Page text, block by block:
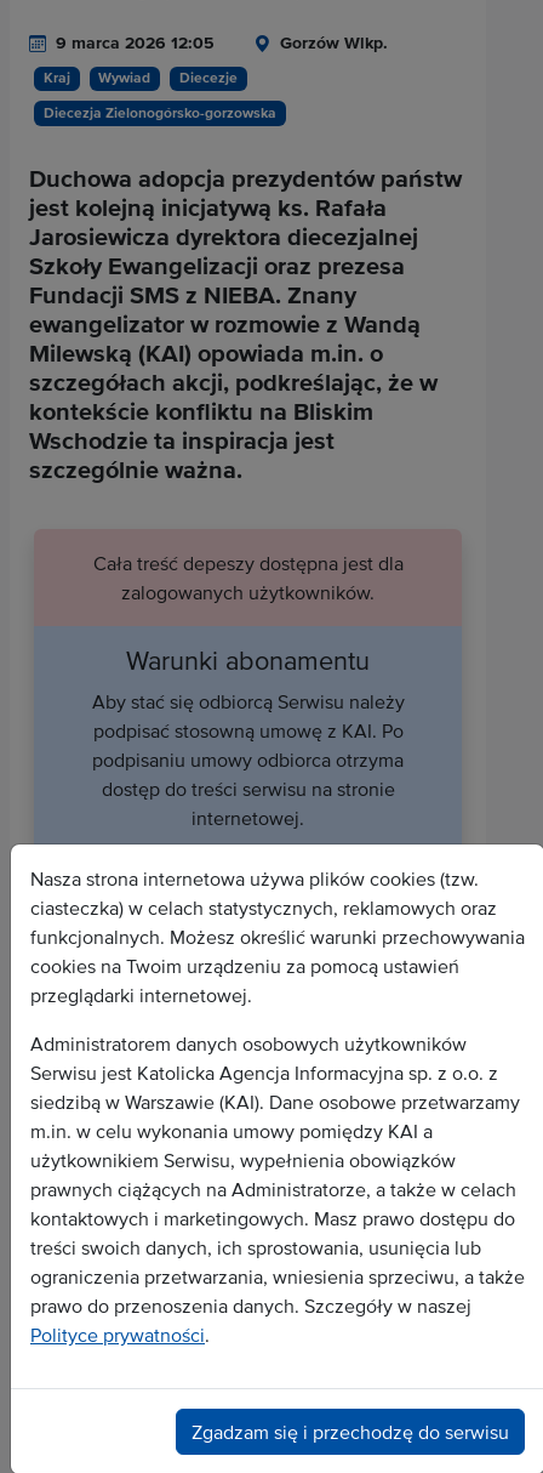
9 marca 2026 12:05 Gorzów Wlkp.
Kraj Wywiad Diecezje
Diecezja Zielonogórsko-gorzowska
Duchowa adopcja prezydentów państw
jest kolejną inicjatywą ks. Rafała
Jarosiewicza dyrektora diecezjalnej
Szkoły Ewangelizacji oraz prezesa
Fundacji SMS z NIEBA. Znany
ewangelizator w rozmowie z Wandą
Milewską (KAI) opowiada m.in. o
szczegółach akcji, podkreślając, że w
kontekście konfliktu na Bliskim
Wschodzie ta inspiracja jest
szczególnie ważna.
Cała treść depeszy dostępna jest dla
zalogowanych użytkowników.
Warunki abonamentu
Aby stać się odbiorcą Serwisu należy
podpisać stosowną umowę z KAI. Po
podpisaniu umowy odbiorca otrzyma
dostęp do treści serwisu na stronie
internetowej.
Wszystkie depesze
Dokument
Wywiad
Analiza
Dossier
Zapowiedź
Popularne tematy:
biskupi Senat
Nasza strona internetowa używa plików cookies (tzw.
ciasteczka) w celach statystycznych, reklamowych oraz
funkcjonalnych. Możesz określić warunki przechowywania
cookies na Twoim urządzeniu za pomocą ustawień
przeglądarki internetowej.
Administratorem danych osobowych użytkowników
Serwisu jest Katolicka Agencja Informacyjna sp. z o.o. z
siedzibą w Warszawie (KAI). Dane osobowe przetwarzamy
m.in. w celu wykonania umowy pomiędzy KAI a
użytkownikiem Serwisu, wypełnienia obowiązków
prawnych ciążących na Administratorze, a także w celach
kontaktowych i marketingowych. Masz prawo dostępu do
treści swoich danych, ich sprostowania, usunięcia lub
ograniczenia przetwarzania, wniesienia sprzeciwu, a także
prawo do przenoszenia danych. Szczegóły w naszej
Polityce prywatności
Zgadzam się i przechodzę do serwisu